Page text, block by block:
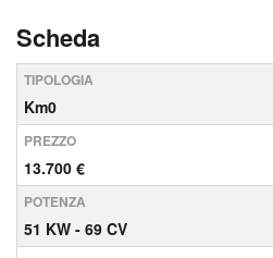
pneumatici 175/65 R14, ESC
hill h...
Scheda
TIPOLOGIA
Km0
PREZZO
13.700 €
POTENZA
51 KW - 69 CV